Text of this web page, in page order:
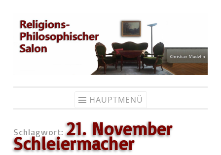
Zum
Inhalt
springen
HAUPTMENÜ
Schlagwort:21. November
Schleiermacher